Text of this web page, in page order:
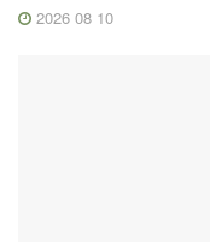
2026 08 10